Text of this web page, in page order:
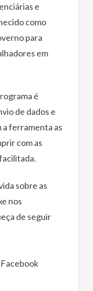
e
como
para
em
é
de dados e
a ferramenta as
com as
sobre as
nos
de seguir